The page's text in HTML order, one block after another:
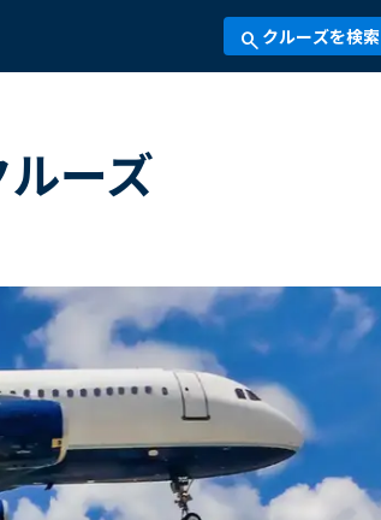
search クルーズを検索
ーズ